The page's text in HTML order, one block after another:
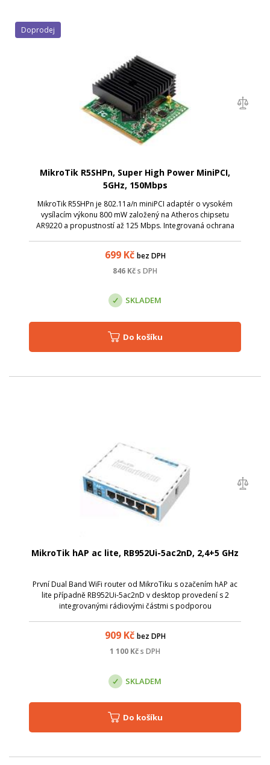
MikroTik R5SHPn, Super High Power MiniPCI,
5GHz, 150Mbps
MikroTik R5SHPn je 802.11a/n miniPCI adaptér o vysokém
vysílacím výkonu 800 mW založený na Atheros chipsetu
AR9220 a propustností až 125 Mbps. Integrovaná ochrana
699Kč bez DPH
846 Kčs DPH
Doprodej
SKLADEM
Do košíku
MikroTik hAP ac lite, RB952Ui-5ac2nD, 2,4+5 GHz
První Dual Band WiFi router od MikroTiku s ozačením hAP ac
lite případně RB952Ui-5ac2nD v desktop provedení s 2
integrovanými rádiovými částmi s podporou
909Kč bez DPH
1 100 Kčs DPH
SKLADEM
Do košíku